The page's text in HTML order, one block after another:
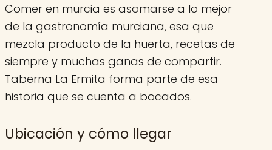
Comer en murcia es asomarse a lo mejor
de la gastronomía murciana, esa que
mezcla producto de la huerta, recetas de
siempre y muchas ganas de compartir.
Taberna La Ermita forma parte de esa
historia que se cuenta a bocados.
Ubicación y cómo llegar